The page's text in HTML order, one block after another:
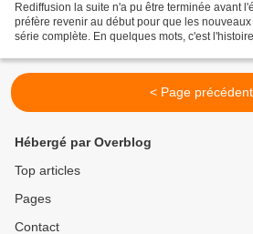
Rediffusion la suite n'a pu être terminée avant
préfère revenir au début pour que les
série complète. En quelques mots, c'est
< Page
Hébergé par Overblog
Top articles
Pages
Contact